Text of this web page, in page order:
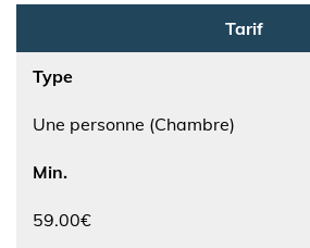
Tarif
Type
Une personne (Chambre)
Min.
59.00€